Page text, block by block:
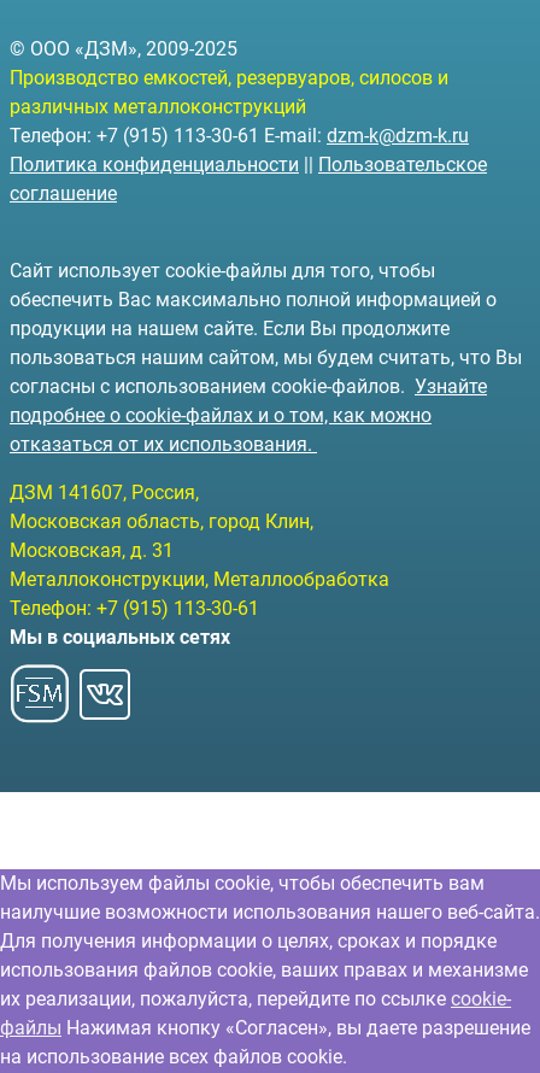
© ООО «ДЗМ», 2009-2025
Производство емкостей, резервуаров, силосов и
различных металлоконструкций
Телефон: +7 (915) 113-30-61 E-mail: dzm-k@dzm-k.ru
Политика конфиденциальности || Пользовательское
соглашение
Сайт использует cookie-файлы для того, чтобы
обеспечить Вас максимально полной информацией о
продукции на нашем сайте. Если Вы продолжите
пользоваться нашим сайтом, мы будем считать, что Вы
согласны с использованием cookie-файлов. Узнайте
подробнее о cookie-файлах и о том, как можно
отказаться от их использования.
ДЗМ 141607, Россия,
Московская область, город Клин,
Московская, д. 31
Металлоконструкции, Металлообработка
Телефон: +7 (915) 113-30-61
Мы в социальных сетях
Мы используем файлы cookie, чтобы обеспечить вам
наилучшие возможности использования нашего веб-сайта.
Для получения информации о целях, сроках и порядке
использования файлов cookie, ваших правах и механизме
их реализации, пожалуйста, перейдите по ссылке cookie-
файлы Нажимая кнопку «Согласен», вы даете разрешение
на использование всех файлов cookie.